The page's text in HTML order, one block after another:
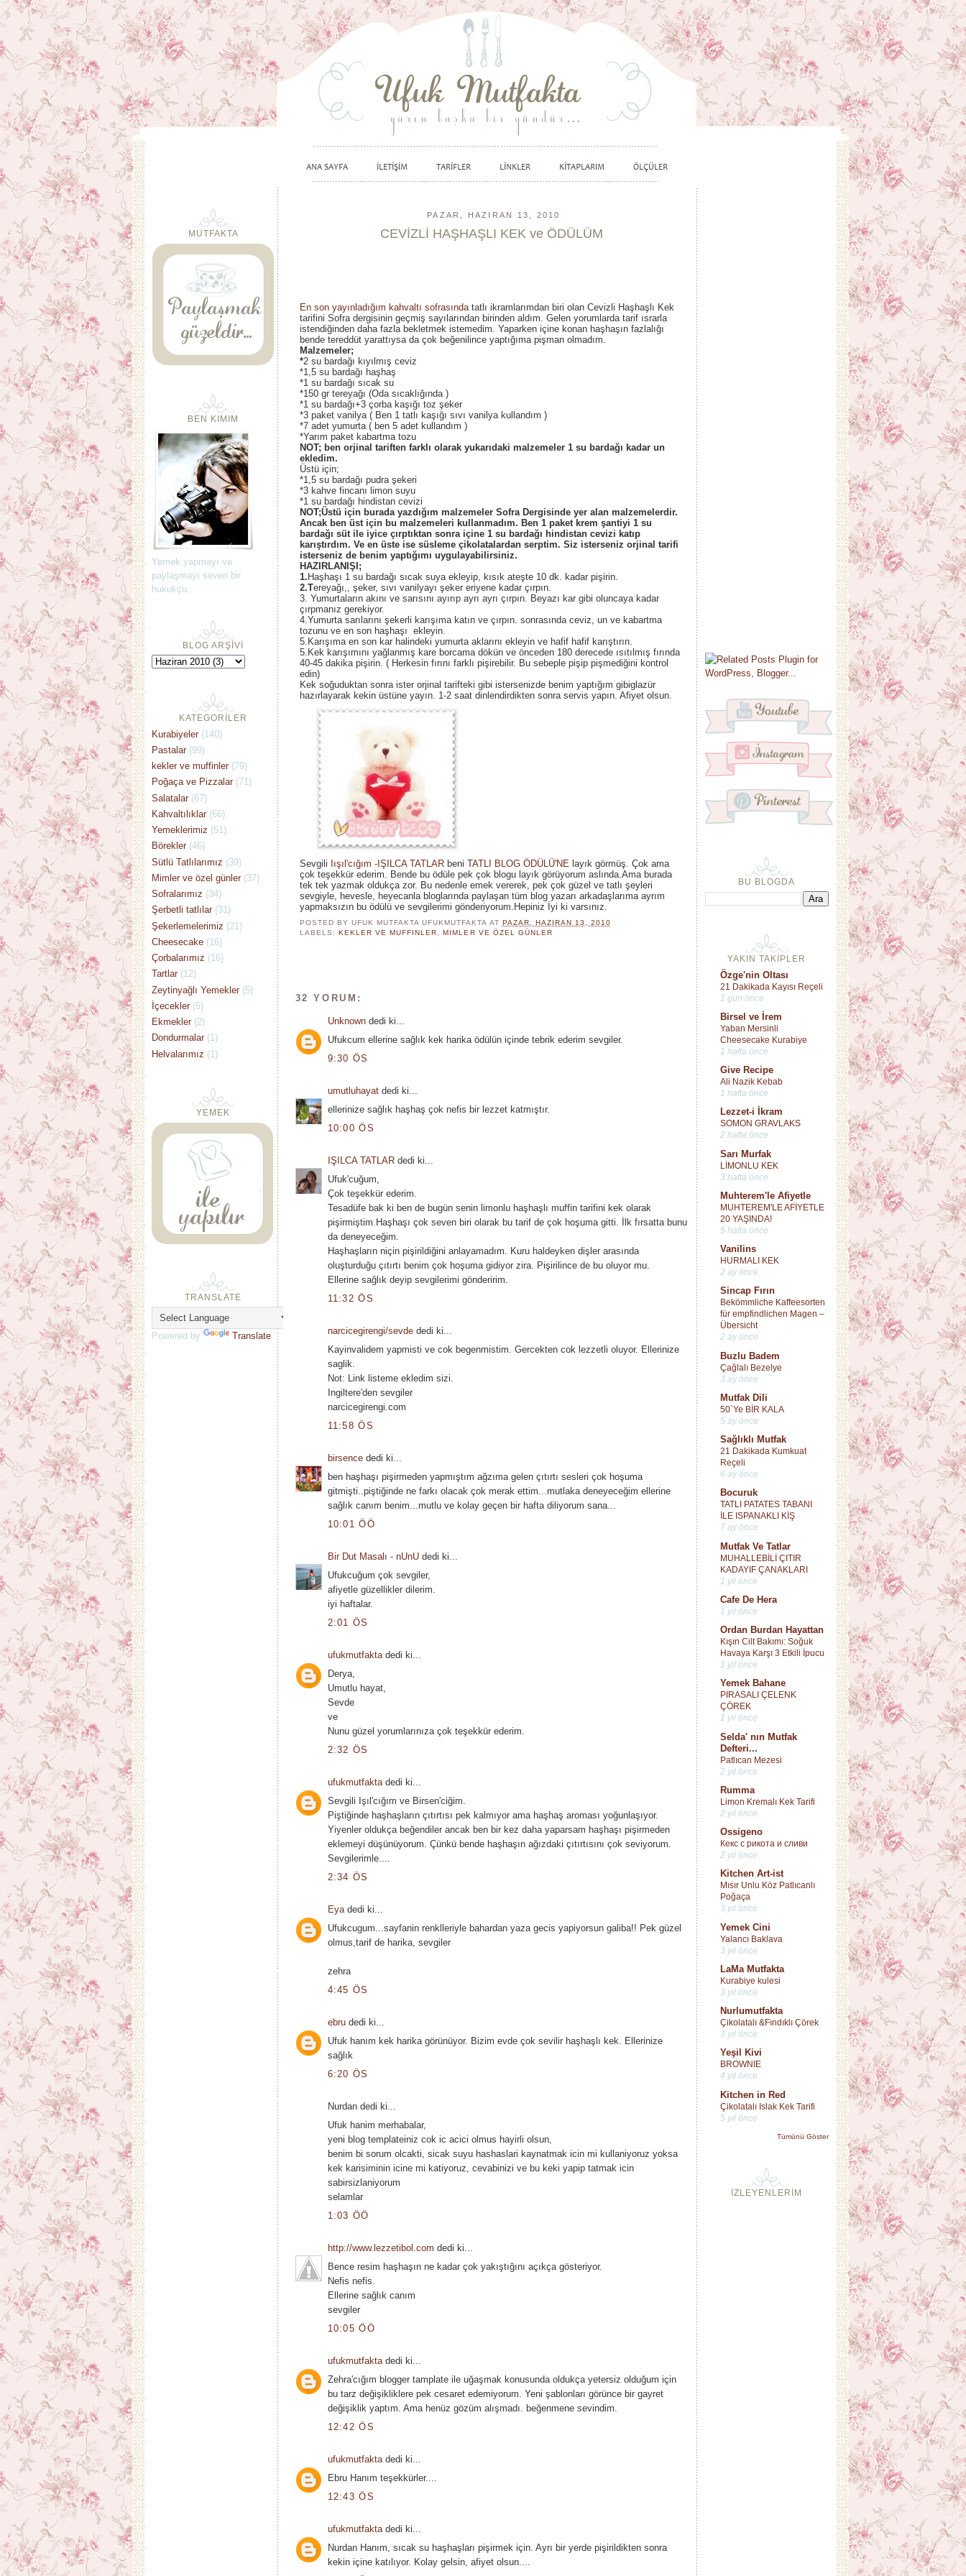
BU BLOGDA
YAKIN TAKİPLER
Özge'nin Oltası
21 Dakikada Kayısı Reçeli
1 gün önce
Birsel ve İrem
Yaban Mersinli
Cheesecake Kurabiye
1 hafta önce
Give Recipe
Ali Nazik Kebab
1 hafta önce
Lezzet-i İkram
SOMON GRAVLAKS
2 hafta önce
Sarı Murfak
LİMONLU KEK
3 hafta önce
Muhterem'le Afiyetle
MUHTEREM'LE AFİYETLE
20 YAŞINDA!
5 hafta önce
Vanilins
HURMALI KEK
2 ay önce
Sincap Fırın
Bekömmliche Kaffeesorten
für empfindlichen Magen –
Übersicht
2 ay önce
Buzlu Badem
Çağlalı Bezelye
3 ay önce
Mutfak Dili
50`Ye BİR KALA
5 ay önce
Sağlıklı Mutfak
21 Dakikada Kumkuat
Reçeli
6 ay önce
Bocuruk
TATLI PATATES TABANI
İLE ISPANAKLI KİŞ
7 ay önce
Mutfak Ve Tatlar
MUHALLEBİLİ ÇITIR
KADAYIF ÇANAKLARI
1 yıl önce
Cafe De Hera
1 yıl önce
Ordan Burdan Hayattan
Kışın Cilt Bakımı: Soğuk
Havaya Karşı 3 Etkili İpucu
1 yıl önce
Yemek Bahane
PIRASALI ÇELENK
ÇÖREK
1 yıl önce
Selda' nın Mutfak
Defteri...
Patlıcan Mezesi
2 yıl önce
Rumma
Limon Kremalı Kek Tarifi
2 yıl önce
Ossigeno
Кекс с рикота и сливи
2 yıl önce
Kitchen Art-ist
Mısır Unlu Köz Patlıcanlı
Poğaça
3 yıl önce
Yemek Cini
Yalancı Baklava
3 yıl önce
LaMa Mutfakta
Kurabiye kulesi
3 yıl önce
Nurlumutfakta
Çikolatalı &Fındıklı Çörek
3 yıl önce
Yeşil Kivi
BROWNIE
4 yıl önce
Kitchen in Red
Çikolatalı Islak Kek Tarifi
5 yıl önce
Tümünü Göster
İZLEYENLERİM
PAZAR, HAZIRAN 13, 2010
CEVİZLİ HAŞHAŞLI KEK ve ÖDÜLÜM
En son yayınladığım kahvaltı sofrasındatatlı ikramlarımdan biri olan Cevizli Haşhaşlı Kek
tarifini Sofra dergisinin geçmiş sayılarından birinden aldım. Gelen yorumlarda tarif ısrarla
istendiğinden daha fazla bekletmek istemedim. Yaparken içine konan haşhaşın fazlalığı
bende tereddüt yarattıysa da çok beğenilince yaptığıma pişman olmadım.
Malzemeler;
*2 su bardağı kıyılmış ceviz
*1,5 su bardağı haşhaş
*1 su bardağı sıcak su
*150 gr tereyağı (Oda sıcaklığında )
*1 su bardağı+3 çorba kaşığı toz şeker
*3 paket vanilya ( Ben 1 tatlı kaşığı sıvı vanilya kullandım )
*7 adet yumurta ( ben 5 adet kullandım )
*Yarım paket kabartma tozu
NOT; ben orjinal tariften farklı olarak yukarıdaki malzemeler 1 su bardağı kadar un
ekledim.
Üstü için;
*1,5 su bardağı pudra şekeri
*3 kahve fincanı limon suyu
*1 su bardağı hindistan cevizi
NOT;Üstü için burada yazdığım malzemeler Sofra Dergisinde yer alan malzemelerdir.
Ancak ben üst için bu malzemeleri kullanmadım. Ben 1 paket krem şantiyi 1 su
bardağı süt ile iyice çırptıktan sonra içine 1 su bardağı hindistan cevizi katıp
karıştırdım. Ve en üste ise süsleme çikolatalardan serptim. Siz isterseniz orjinal tarifi
isterseniz de benim yaptığımı uygulayabilirsiniz.
HAZIRLANIŞI;
1. Haşhaşı 1 su bardağı sıcak suya ekleyip, kısık ateşte 10 dk. kadar pişirin.
2.Tereyağı,, şeker, sıvı vanilyayı şeker eriyene kadar çırpın.
3. Yumurtaların akını ve sarısını ayırıp ayrı ayrı çırpın. Beyazı kar gibi oluncaya kadar
çırpmanız gerekiyor.
4.Yumurta sarılarını şekerli karışıma katın ve çırpın. sonrasında ceviz, un ve kabartma
tozunu ve en son haşhaşı ekleyin.
5.Karışıma en son kar halindeki yumurta aklarını ekleyin ve hafif hafif karıştırın.
5.Kek karışımını yağlanmış kare borcama dökün ve önceden 180 derecede ısıtılmış fırında
40-45 dakika pişirin. ( Herkesin fırını farklı pişirebilir. Bu sebeple pişip pişmediğini kontrol
edin)
Kek soğuduktan sonra ister orjinal tarifteki gibi istersenizde benim yaptığım gibiglazür
hazırlayarak kekin üstüne yayın. 1-2 saat dinlendirdikten sonra servis yapın. Afiyet olsun.
Sevgili Iışıl'cığım -IŞILCA TATLAR beni TATLI BLOG ÖDÜLÜ'NE layık görmüş. Çok ama
çok teşekkür ederim. Bende bu ödüle pek çok blogu layık görüyorum aslında.Ama burada
tek tek yazmak oldukça zor. Bu nedenle emek vererek, pek çok güzel ve tatlı şeyleri
sevgiyle, hevesle, heyecanla bloglarında paylaşan tüm blog yazarı arkadaşlarıma ayrım
yapmaksızın bu ödülü ve sevgilerimi gönderiyorum.Hepiniz İyi ki varsınız.
POSTED BY UFUK MUTFAKTAUFUKMUTFAKTA AT PAZAR, HAZIRAN 13, 2010
LABELS:KEKLER VE MUFFINLER ,MIMLER VE ÖZEL GÜNLER
32 YORUM:
Unknowndedi ki...
Ufukcum ellerine sağlık kek harika ödülün içinde tebrik ederim sevgiler.
9:30 ÖS
umutluhayatdedi ki...
ellerinize sağlık haşhaş çok nefis bir lezzet katmıştır.
10:00 ÖS
IŞILCA TATLARdedi ki...
Ufuk'cuğum,
Çok teşekkür ederim.
Tesadüfe bak ki ben de bugün senin limonlu haşhaşlı muffin tarifini kek olarak
pişirmiştim.Haşhaşı çok seven biri olarak bu tarif de çok hoşuma gitti. İlk fırsatta bunu
da deneyeceğim.
Haşhaşların niçin pişirildiğini anlayamadım. Kuru haldeyken dişler arasında
oluşturduğu çıtırtı benim çok hoşuma gidiyor zira. Pişirilince de bu oluyor mu.
Ellerine sağlık deyip sevgilerimi gönderirim.
11:32 ÖS
narcicegirengi/sevdededi ki...
Kayinvalidem yapmisti ve cok begenmistim. Gercekten cok lezzetli oluyor. Ellerinize
saglik.
Not: Link listeme ekledim sizi.
Ingiltere'den sevgiler
narcicegirengi.com
11:58 ÖS
birsencededi ki...
ben haşhaşı pişirmeden yapmıştım ağzıma gelen çıtırtı sesleri çok hoşuma
gitmişti..piştiğinde ne farkı olacak çok merak ettim...mutlaka deneyeceğim ellerine
sağlık canım benim...mutlu ve kolay geçen bir hafta diliyorum sana...
10:01 ÖÖ
Bir Dut Masalı - nUnUdedi ki...
Ufukcuğum çok sevgiler,
afiyetle güzellikler dilerim.
iyi haftalar.
2:01 ÖS
ufukmutfaktadedi ki...
Derya,
Umutlu hayat,
Sevde
ve
Nunu güzel yorumlarınıza çok teşekkür ederim.
2:32 ÖS
ufukmutfaktadedi ki...
Sevgili Işıl'cığım ve Birsen'ciğim.
Piştiğinde haşhaşların çıtırtısı pek kalmıyor ama haşhaş aroması yoğunlaşıyor.
Yiyenler oldukça beğendiler ancak ben bir kez daha yaparsam haşhaşı pişirmeden
eklemeyi düşünüyorum. Çünkü bende haşhaşın ağızdaki çıtırtısını çok seviyorum.
Sevgilerimle....
2:34 ÖS
Eyadedi ki...
Ufukcugum...sayfanin renklleriyle bahardan yaza gecis yapiyorsun galiba!! Pek güzel
olmus,tarif de harika, sevgiler
zehra
4:45 ÖS
ebrudedi ki...
Ufuk hanım kek harika görünüyor. Bizim evde çok sevilir haşhaşlı kek. Ellerinize
sağlık
6:20 ÖS
Nurdan dedi ki...
Ufuk hanim merhabalar,
yeni blog templateiniz cok ic acici olmus hayirli olsun,
benim bi sorum olcakti, sicak suyu hashaslari kaynatmak icin mi kullaniyoruz yoksa
kek karisiminin icine mi katiyoruz, cevabinizi ve bu keki yapip tatmak icin
sabirsizlaniyorum
selamlar
1:03 ÖÖ
http://www.lezzetibol.com dedi ki...
Bence resim haşhaşın ne kadar çok yakıştığını açıkça gösteriyor.
Nefis nefis.
Ellerine sağlık canım
sevgiler
10:05 ÖÖ
ufukmutfaktadedi ki...
Zehra'cığım blogger tamplate ile uğaşmak konusunda oldukça yetersiz olduğum için
bu tarz değişikliklere pek cesaret edemiyorum. Yeni şablonları görünce bir gayret
değişiklik yaptım. Ama henüz gözüm alışmadı. beğenmene sevindim.
12:42 ÖS
ufukmutfaktadedi ki...
Ebru Hanım teşekkürler....
12:43 ÖS
ufukmutfaktadedi ki...
Nurdan Hanım, sıcak su haşhaşları pişirmek için. Ayrı bir yerde pişirildikten sonra
kekin içine katılıyor. Kolay gelsin, afiyet olsun....
MUTFAKTA
BEN KIMIM
Yemek yapmayı ve
paylaşmayı seven bir
hukukçu..
BLOG ARŞİVİ
KATEGORİLER
Kurabiyeler (140)
Pastalar (99)
kekler ve muffinler (79)
Poğaça ve Pizzalar (71)
Salatalar (67)
Kahvaltılıklar (66)
Yemeklerimiz (51)
Börekler (46)
Sütlü Tatlılarımız (39)
Mimler ve özel günler (37)
Sofralarımız (34)
Şerbetli tatlılar (31)
Şekerlemelerimiz (21)
Cheesecake (16)
Çorbalarımız (16)
Tartlar (12)
Zeytinyağlı Yemekler (5)
İçecekler (5)
Ekmekler (2)
Dondurmalar (1)
Helvalarımız (1)
YEMEK
TRANSLATE
Powered by Translate